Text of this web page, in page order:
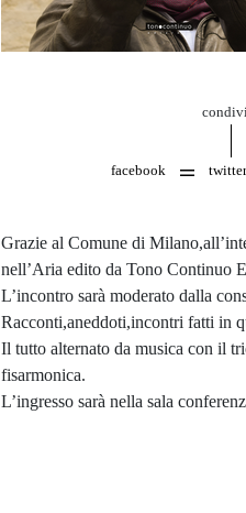
facebook twitter
Grazie al Comune di
nell’Aria edito da Tono Continuo
L’incontro sarà moderato dalla
Racconti,aneddoti,incontri fatti in
Il tutto alternato da musica con il
fisarmonica.
L’ingresso sarà nella sala